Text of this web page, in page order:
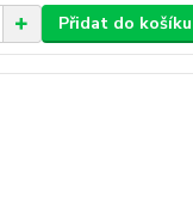
Přidat do košíku